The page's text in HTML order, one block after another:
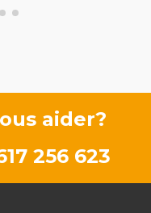
aider?
256 623